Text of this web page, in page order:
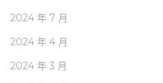
2024 年 7 月
2024 年 4 月
2024 年 3 月